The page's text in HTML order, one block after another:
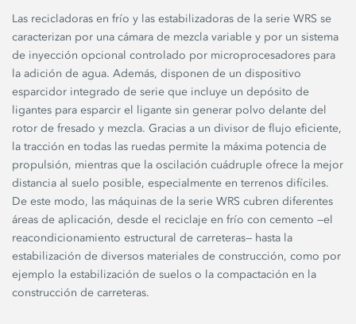
Las recicladoras en frío y las estabilizadoras de la serie WRS se
caracterizan por una cámara de mezcla variable y por un sistema
de inyección opcional controlado por microprocesadores para
la adición de agua. Además, disponen de un dispositivo
esparcidor integrado de serie que incluye un depósito de
ligantes para esparcir el ligante sin generar polvo delante del
rotor de fresado y mezcla. Gracias a un divisor de flujo eficiente,
la tracción en todas las ruedas permite la máxima potencia de
propulsión, mientras que la oscilación cuádruple ofrece la mejor
distancia al suelo posible, especialmente en terrenos difíciles.
De este modo, las máquinas de la serie WRS cubren diferentes
áreas de aplicación, desde el reciclaje en frío con cemento —el
reacondicionamiento estructural de carreteras— hasta la
estabilización de diversos materiales de construcción, como por
ejemplo la estabilización de suelos o la compactación en la
construcción de carreteras.